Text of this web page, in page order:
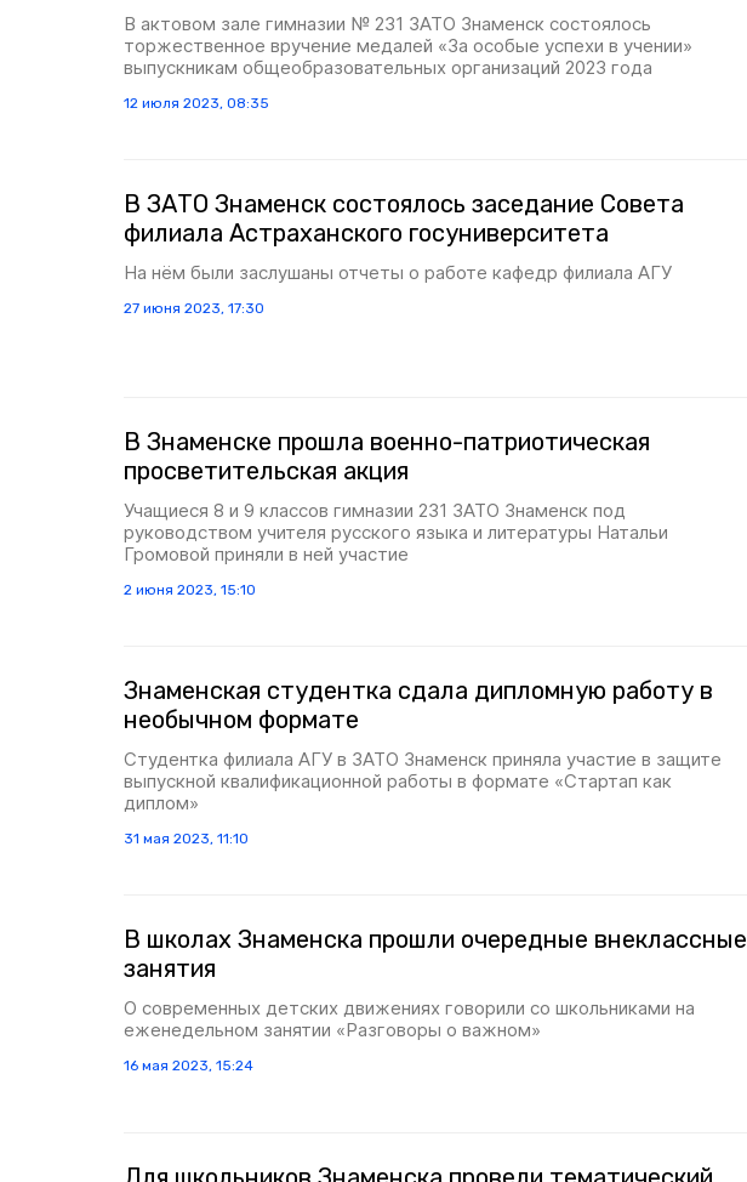
В актовом зале гимназии № 231 ЗАТО Знаменск состоялось
торжественное вручение медалей «За особые успехи в учении»
выпускникам общеобразовательных организаций 2023 года
12 июля 2023, 08:35
В ЗАТО Знаменск состоялось заседание Совета
филиала Астраханского госуниверситета
На нём были заслушаны отчеты о работе кафедр филиала АГУ
27 июня 2023, 17:30
В Знаменске прошла военно-патриотическая
просветительская акция
Учащиеся 8 и 9 классов гимназии 231 ЗАТО Знаменск под
руководством учителя русского языка и литературы Натальи
Громовой приняли в ней участие
2 июня 2023, 15:10
Знаменская студентка сдала дипломную работу в
необычном формате
Студентка филиала АГУ в ЗАТО Знаменск приняла участие в защите
выпускной квалификационной работы в формате «Стартап как
диплом»
31 мая 2023, 11:10
В школах Знаменска прошли очередные внеклассные
занятия
О современных детских движениях говорили со школьниками на
еженедельном занятии «Разговоры о важном»
16 мая 2023, 15:24